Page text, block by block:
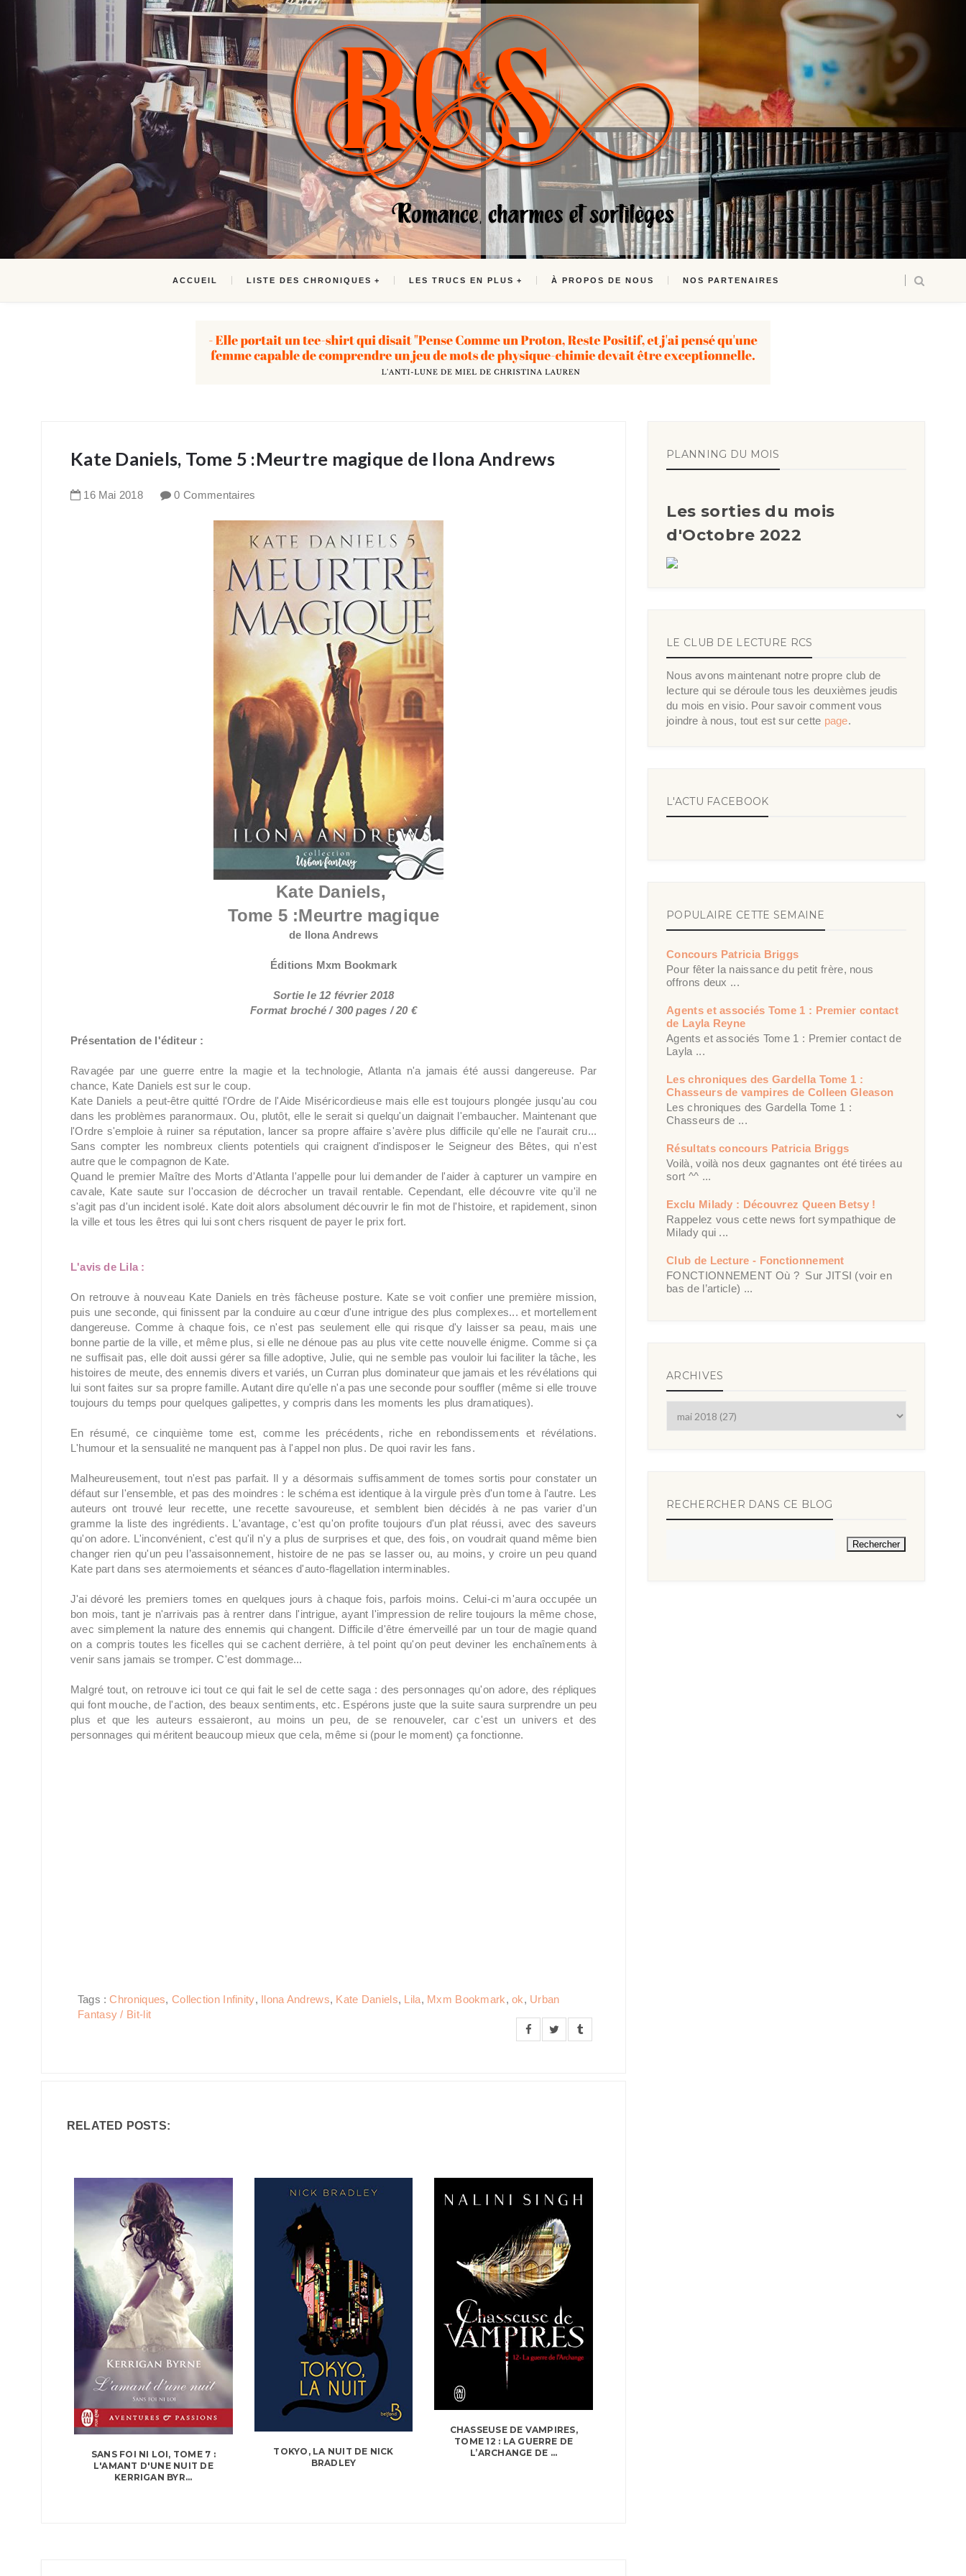
ACCUEIL LISTE DES CHRONIQUES LES TRUCS EN PLUS À PROPOS DE NOUS NOS PARTENAIRES
Kate Daniels, Tome 5 :Meurtre magique de Ilona Andrews
16 Mai 2018 0 Commentaires
Kate Daniels,
Tome 5 :Meurtre magique
de Ilona Andrews
Éditions Mxm Bookmark
Sortie le 12 février 2018
Format broché / 300 pages / 20 €
Présentation de l'éditeur :
Ravagée par une guerre entre la magie et la technologie, Atlanta n'a jamais été aussi dangereuse. Par
chance, Kate Daniels est sur le coup.
Kate Daniels a peut-être quitté l'Ordre de l'Aide Miséricordieuse mais elle est toujours plongée jusqu'au cou
dans les problèmes paranormaux. Ou, plutôt, elle le serait si quelqu'un daignait l'embaucher. Maintenant que
l'Ordre s'emploie à ruiner sa réputation, lancer sa propre affaire s'avère plus difficile qu'elle ne l'aurait cru...
Sans compter les nombreux clients potentiels qui craignent d'indisposer le Seigneur des Bêtes, qui n'est
autre que le compagnon de Kate.
Quand le premier Maître des Morts d'Atlanta l'appelle pour lui demander de l'aider à capturer un vampire en
cavale, Kate saute sur l'occasion de décrocher un travail rentable. Cependant, elle découvre vite qu'il ne
s'agit pas d'un incident isolé. Kate doit alors absolument découvrir le fin mot de l'histoire, et rapidement, sinon
la ville et tous les êtres qui lui sont chers risquent de payer le prix fort.
L'avis de Lila :
On retrouve à nouveau Kate Daniels en très fâcheuse posture. Kate se voit confier une première mission,
puis une seconde, qui finissent par la conduire au cœur d'une intrigue des plus complexes... et mortellement
dangereuse. Comme à chaque fois, ce n'est pas seulement elle qui risque d'y laisser sa peau, mais une
bonne partie de la ville, et même plus, si elle ne dénoue pas au plus vite cette nouvelle énigme. Comme si ça
ne suffisait pas, elle doit aussi gérer sa fille adoptive, Julie, qui ne semble pas vouloir lui faciliter la tâche, les
histoires de meute, des ennemis divers et variés, un Curran plus dominateur que jamais et les révélations qui
lui sont faites sur sa propre famille. Autant dire qu'elle n'a pas une seconde pour souffler (même si elle trouve
toujours du temps pour quelques galipettes, y compris dans les moments les plus dramatiques).
En résumé, ce cinquième tome est, comme les précédents, riche en rebondissements et révélations.
L'humour et la sensualité ne manquent pas à l'appel non plus. De quoi ravir les fans.
Malheureusement, tout n'est pas parfait. Il y a désormais suffisamment de tomes sortis pour constater un
défaut sur l'ensemble, et pas des moindres : le schéma est identique à la virgule près d'un tome à l'autre. Les
auteurs ont trouvé leur recette, une recette savoureuse, et semblent bien décidés à ne pas varier d'un
gramme la liste des ingrédients. L'avantage, c'est qu'on profite toujours d'un plat réussi, avec des saveurs
qu'on adore. L'inconvénient, c'est qu'il n'y a plus de surprises et que, des fois, on voudrait quand même bien
changer rien qu'un peu l’assaisonnement, histoire de ne pas se lasser ou, au moins, y croire un peu quand
Kate part dans ses atermoiements et séances d'auto-flagellation interminables.
J'ai dévoré les premiers tomes en quelques jours à chaque fois, parfois moins. Celui-ci m'aura occupée un
bon mois, tant je n'arrivais pas à rentrer dans l'intrigue, ayant l'impression de relire toujours la même chose,
avec simplement la nature des ennemis qui changent. Difficile d'être émerveillé par un tour de magie quand
on a compris toutes les ficelles qui se cachent derrière, à tel point qu'on peut deviner les enchaînements à
venir sans jamais se tromper. C'est dommage...
Malgré tout, on retrouve ici tout ce qui fait le sel de cette saga : des personnages qu'on adore, des répliques
qui font mouche, de l'action, des beaux sentiments, etc. Espérons juste que la suite saura surprendre un peu
plus et que les auteurs essaieront, au moins un peu, de se renouveler, car c'est un univers et des
personnages qui méritent beaucoup mieux que cela, même si (pour le moment) ça fonctionne.
Tags :Chroniques, Collection Infinity, Ilona Andrews, Kate Daniels, Lila, Mxm Bookmark,ok, Urban
Fantasy / Bit-lit
RELATED POSTS:
SANS FOI NI LOI, TOME 7 :
L'AMANT D'UNE NUIT DE
KERRIGAN BYR...
TOKYO, LA NUIT DE NICK
BRADLEY
CHASSEUSE DE VAMPIRES,
TOME 12 : LA GUERRE DE
L’ARCHANGE DE ...
PLANNING DU MOIS
Les sorties du mois
d'Octobre 2022
LE CLUB DE LECTURE RCS
Nous avons maintenant notre propre club de
lecture qui se déroule tous les deuxièmes jeudis
du mois en visio. Pour savoir comment vous
joindre à nous, tout est sur cette page.
L'ACTU FACEBOOK
POPULAIRE CETTE SEMAINE
Concours Patricia Briggs
Pour fêter la naissance du petit frère, nous
offrons deux ...
Agents et associés Tome 1 : Premier contact
de Layla Reyne
Agents et associés Tome 1 : Premier contact de
Layla ...
Les chroniques des Gardella Tome 1 :
Chasseurs de vampires de Colleen Gleason
Les chroniques des Gardella Tome 1 :
Chasseurs de ...
Résultats concours Patricia Briggs
Voilà, voilà nos deux gagnantes ont été tirées au
sort ^^ ...
Exclu Milady : Découvrez Queen Betsy !
Rappelez vous cette news fort sympathique de
Milady qui ...
Club de Lecture - Fonctionnement
FONCTIONNEMENT Où ? Sur JITSI (voir en
bas de l’article) ...
ARCHIVES
RECHERCHER DANS CE BLOG